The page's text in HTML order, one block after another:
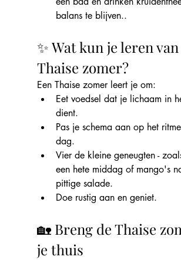
balans te blijven..
✨ Wat kun je leren
Thaise zomer?
Een Thaise zomer leert je om:
Eet voedsel dat je lichaam in
dient.
Pas je schema aan op het
dag.
Vier de kleine geneugten -
een hete middag of mango's
pittige salade.
Doe rustig aan en geniet.
🏡 Breng de Thaise
je thuis